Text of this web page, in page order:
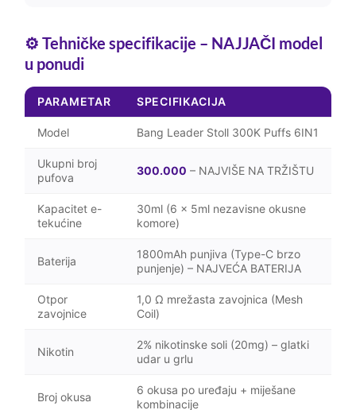
⚙️ Tehničke specifikacije – NAJJAČI model
u ponudi
PARAMETAR SPECIFIKACIJA
Model Bang Leader Stoll 300K Puffs 6IN1
Ukupni broj
pufova
300.000 – NAJVIŠE NA TRŽIŠTU
Kapacitet e-
tekućine
30ml (6 × 5ml nezavisne okusne
komore)
Baterija
1800mAh punjiva (Type-C brzo
punjenje) – NAJVEĆA BATERIJA
Otpor
zavojnice
1,0 Ω mrežasta zavojnica (Mesh
Coil)
Nikotin
2% nikotinske soli (20mg) – glatki
udar u grlu
Broj okusa
6 okusa po uređaju + miješane
kombinacije